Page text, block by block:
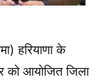
हरियाणा के
आयोजित जिला